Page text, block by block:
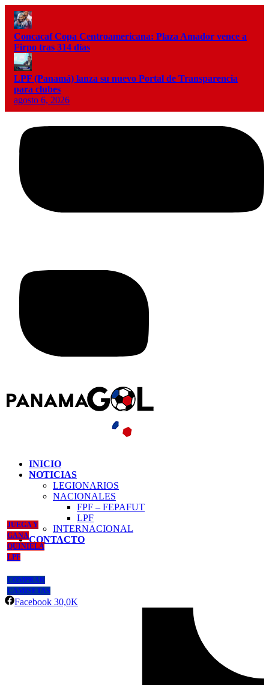
Concacaf Copa Centroamericana: Plaza Amador vence a
Firpo tras 314 días
LPF (Panamá) lanza su nuevo Portal de Transparencia
para clubes
agosto 6, 2026
INICIO
NOTICIAS
LEGIONARIOS
NACIONALES
FPF – FEPAFUT
LPF
INTERNACIONAL
CONTACTO
JUEGA Y
GANA
QUINIELA
LPF
COMPRAR
CAMISETAS
Facebook 30,0K